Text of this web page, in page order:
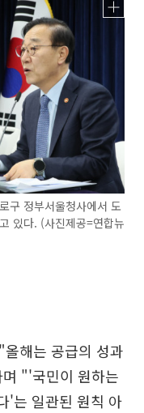
구 정부서울청사에서 도
있다. (사진제공=연합뉴
해는 공급의 성과
"'국민이 원하는
'는 일관된 원칙 아